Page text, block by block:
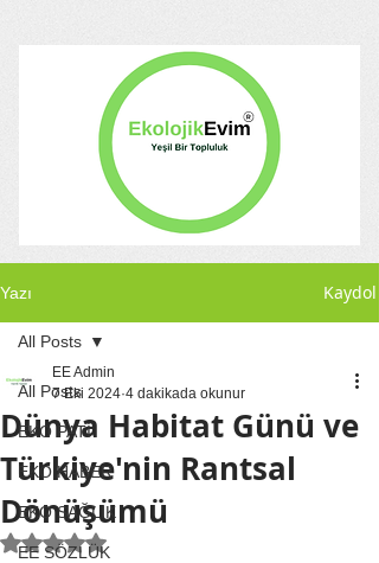
Yazı Kaydol
All Posts
EKO PATİ
EKO HABER
EKO SAĞLIK
EE SÖZLÜK
All Posts
Dünya Habitat Günü ve
Türkiye'nin Rantsal
Dönüşümü
EE Admin
7 Eki 2024 4 dakikada okunur
5 üzerinden NaN yıldız